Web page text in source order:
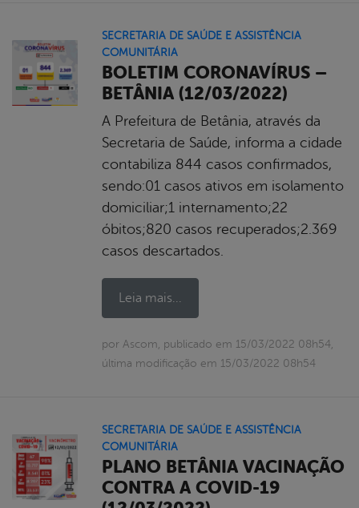
SECRETARIA DE SAÚDE E ASSISTÊNCIA
COMUNITÁRIA
BOLETIM CORONAVÍRUS –
BETÂNIA (12/03/2022)
A Prefeitura de Betânia, através da
Secretaria de Saúde, informa a cidade
contabiliza 844 casos confirmados,
sendo:01 casos ativos em isolamento
domiciliar;1 internamento;22
óbitos;820 casos recuperados;2.369
casos descartados.
Leia mais...
por Ascom, publicado em 15/03/2022 08h54,
última modificação em 15/03/2022 08h54
SECRETARIA DE SAÚDE E ASSISTÊNCIA
COMUNITÁRIA
PLANO BETÂNIA VACINAÇÃO
CONTRA A COVID-19